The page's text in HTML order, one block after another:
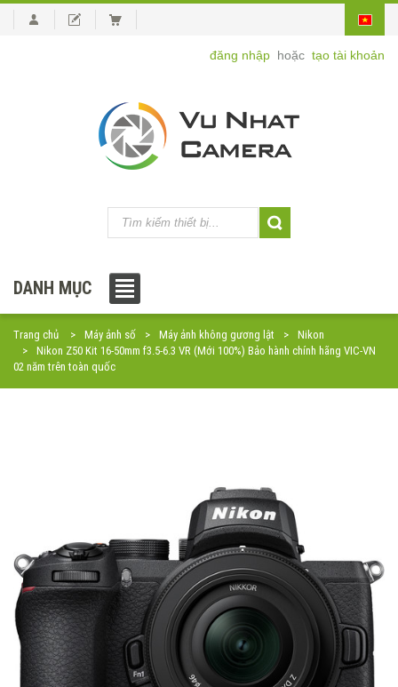
đăng nhập hoặc tạo tài khoản
DANH MỤC
Trang chủ Máy ảnh số Máy ảnh không gương lật
Nikon
Nikon Z50 Kit 16-50mm f3.5-6.3 VR (Mới 100%) Bảo hành chính hãng VIC-VN
02 năm trên toàn quốc